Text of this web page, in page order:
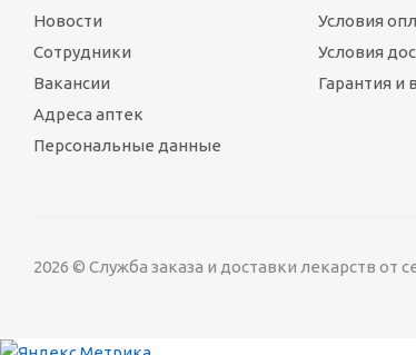
Новости
Сотрудники
Вакансии
Адреса аптек
Персональные данные
Условия
Условия
Гарантия и
2026 © Служба заказа и доставки лекарств от